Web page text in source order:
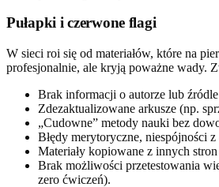
Pułapki i czerwone flagi
W sieci roi się od materiałów, które na
profesjonalnie, ale kryją poważne wady.
Brak informacji o autorze lub źródle
Zdezaktualizowane arkusze (np.
„Cudowne” metody nauki bez
Błędy merytoryczne, niespójności
Materiały kopiowane z innych
Brak możliwości przetestowania
zero ćwiczeń).